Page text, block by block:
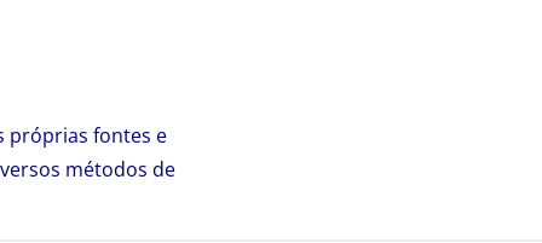
próprias fontes e
métodos de